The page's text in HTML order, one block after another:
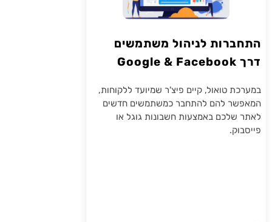
התחברות לניהול משתמשים
דרך Google & Facebook
במערכת טואול, קיים פיצ'ר שמיועד ללקוחות,
המאפשר להם להתחבר כמשתמשים חדשים
לאתר שלכם באמצעות חשבונות גוגל או
פייסבוק.